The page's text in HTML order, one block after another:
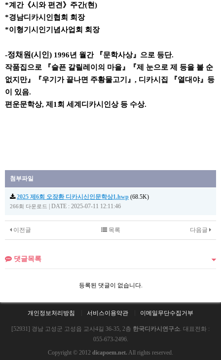
*계간《시와 편견 》 주간(현)
*경남디카시인협회 회장
*이형기시인기념사업회 회장
-정채원(시인) 1996년 월간 『문학사상』 으로 등단.
작품집으로
『슬픈 갈릴레이의 마을 』『제 눈으로 제 등을 볼 순
없지만』『우기가 끝나면 주황물고기 』 , 디카시집 『열대야』 등
이 있음.
편운문학상, 제 1 회 세계디카시인상 등 수상.
첨부파일
2025 제6회 오장환 디카시신인문학상1.hwp (68.5K)
266회 다운로드 DATE : 2025-07-11 12:11:46
이전글 다음글
목록
댓글목록
등록된 댓글이 없습니다.
개인정보처리방침 서비스이용약관 이메일무단수집거부
[52931] 경남 고성군 고성읍 교사4길 36-35, 2층 한국디카시연구소. 대표전화 :
055-673-2496.
Copyright © 2012 dicapoem.net. All rights reserved.